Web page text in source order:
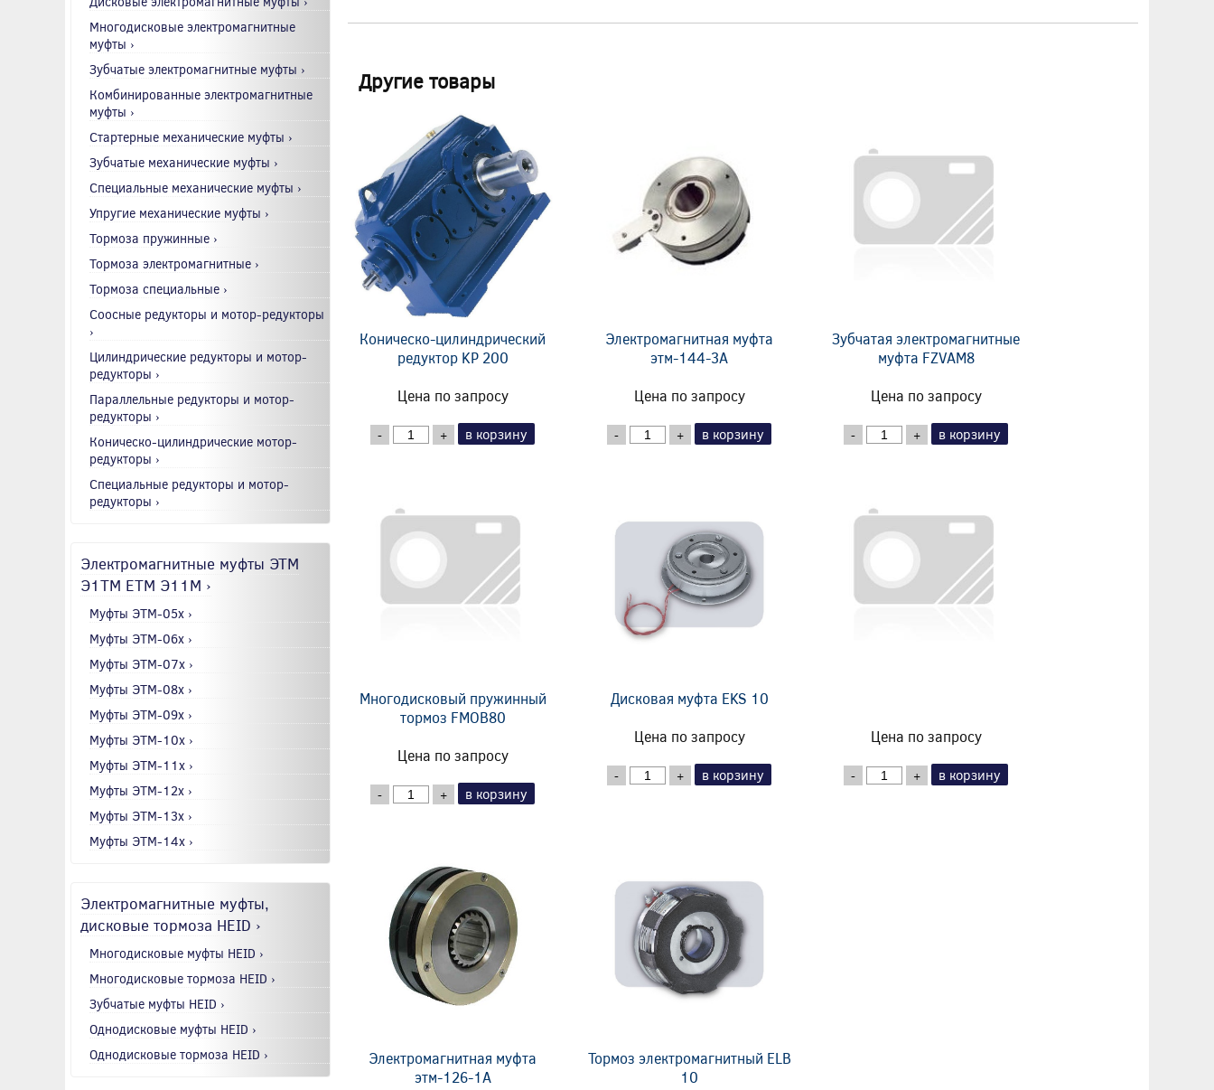
Многодисковые электромагнитные
муфты ›
Зубчатые электромагнитные муфты ›
Комбинированные электромагнитные
муфты ›
Стартерные механические муфты ›
Зубчатые механические муфты ›
Специальные механические муфты ›
Упругие механические муфты ›
Тормоза пружинные ›
Тормоза электромагнитные ›
Тормоза специальные ›
Соосные редукторы и мотор-редукторы
›
Цилиндрические редукторы и мотор-
редукторы ›
Параллельные редукторы и мотор-
редукторы ›
Коническо-цилиндрические мотор-
редукторы ›
Специальные редукторы и мотор-
редукторы ›
Электромагнитные муфты ЭТМ
Э1ТМ ETM Э11М ›
Муфты ЭТМ-05x ›
Муфты ЭТМ-06x ›
Муфты ЭТМ-07x ›
Муфты ЭТМ-08x ›
Муфты ЭТМ-09x ›
Муфты ЭТМ-10x ›
Муфты ЭТМ-11x ›
Муфты ЭТМ-12x ›
Муфты ЭТМ-13x ›
Муфты ЭТМ-14x ›
Электромагнитные муфты,
дисковые тормоза HEID ›
Многодисковые муфты HEID ›
Многодисковые тормоза HEID ›
Зубчатые муфты HEID ›
Однодисковые муфты HEID ›
Однодисковые тормоза HEID ›
Другие товары
Коническо-цилиндрический
редуктор KP 200
Цена по запросу
- + в корзину
Электромагнитная муфта
этм-144-3А
Цена по запросу
- + в корзину
Зубчатая электромагнитные
муфта FZVAM8
Цена по запросу
- + в корзину
Многодисковый пружинный
тормоз FMOB80
Цена по запросу
- + в корзину
Дисковая муфта EKS 10
Цена по запросу
- + в корзину
Цена по запросу
- + в корзину
Электромагнитная муфта
этм-126-1А
Тормоз электромагнитный ELB
10